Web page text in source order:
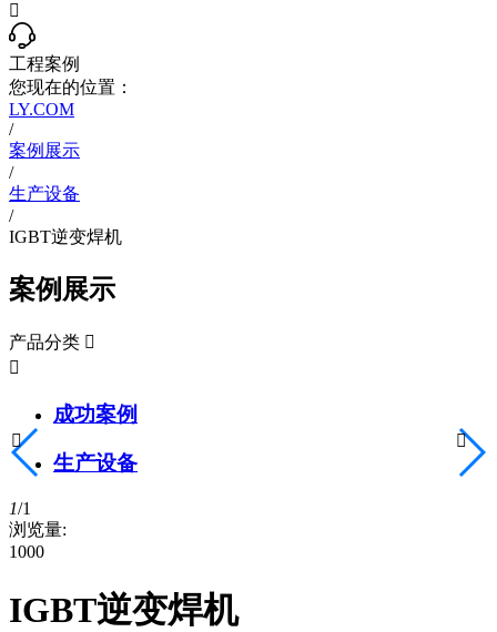

工程案例
您现在的位置：
LY.COM
/
案例展示
/
生产设备
/
IGBT逆变焊机
案例展示
产品分类 

成功案例
生产设备
1/1
浏览量:
1000
IGBT逆变焊机
 